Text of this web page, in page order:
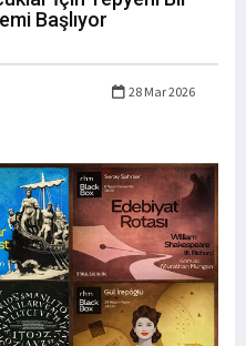
Başlıyor
28 Mar 2026